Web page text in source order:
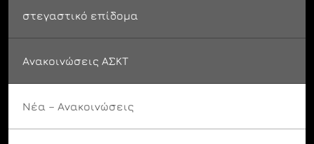
στεγαστικό επίδομα
Ανακοινώσεις ΑΣΚΤ
Νέα – Ανακοινώσεις